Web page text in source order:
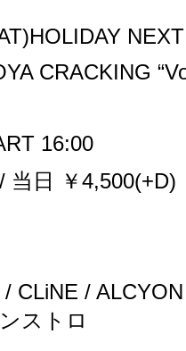
CRACKING
16:00
当日 ￥4,500(+D)
CLiNE /
ストロ